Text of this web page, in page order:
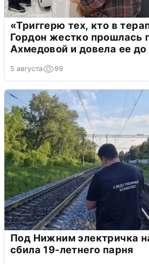
«Триггерю тех, кто в
Гордон жестко прошлась
Ахмедовой и довела ее до
5 августа 99
Под Нижним электричка
сбила 19-летнего парня